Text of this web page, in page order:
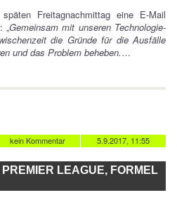
Freitagnachmittag eine E-Mail
„Gemeinsam mit unseren Technologie-
die Gründe für die Ausfälle
und das Problem beheben.…
5.9.2017, 11:55
kein Kommentar
LEAGUE, FORMEL